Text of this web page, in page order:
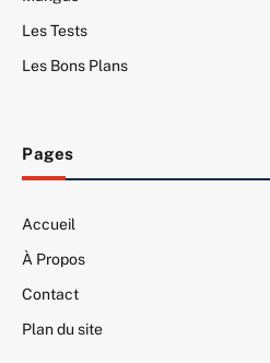
Les Tests
Les Bons Plans
Pages
Accueil
À Propos
Contact
Plan du site